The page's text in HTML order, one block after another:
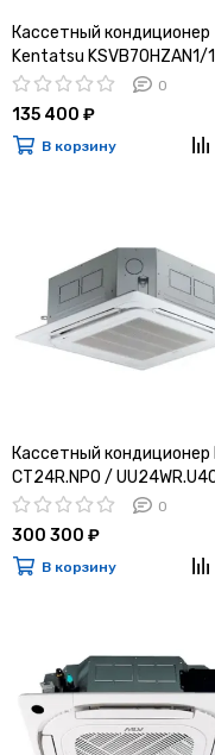
Кассетный кондиционер
Kentatsu KSVB70HZAN1/
KSUNBA70HZAN1
0
135 400 ₽
В корзину
Кассетный кондиционер
CT24R.NP0 /
0
300 300 ₽
В корзину